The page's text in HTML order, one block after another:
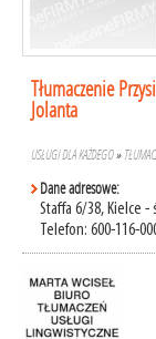
Tłumaczenie
Jolanta
USŁUGI DLA KAŻDEGO»
Dane adresowe:
Staffa 6/38, Kielce
Telefon: 600-116-